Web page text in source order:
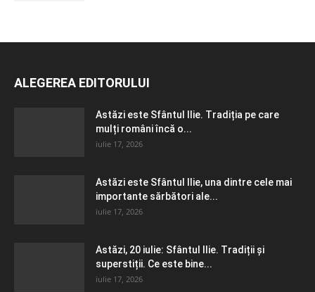
ALEGEREA EDITORULUI
Astăzi este Sfântul Ilie. Tradiția pe care
mulți români încă o...
iulie 17, 2026
Astăzi este Sfântul Ilie, una dintre cele mai
importante sărbători ale...
iulie 17, 2026
Astăzi, 20 iulie: Sfântul Ilie. Tradiții și
superstiții. Ce este bine...
iulie 17, 2026